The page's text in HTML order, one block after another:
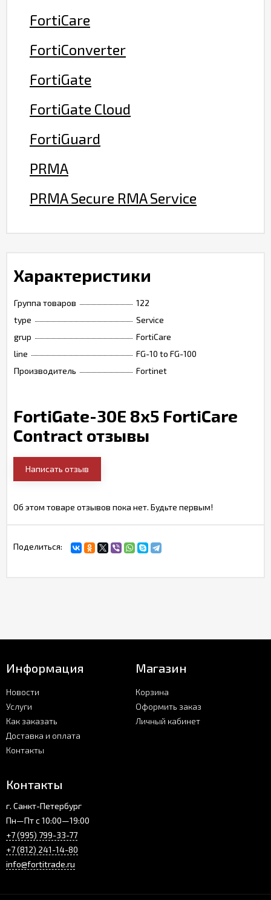
FortiCare
FortiConverter
FortiGate
FortiGate Cloud
FortiGuard
PRMA
PRMA Secure RMA Service
Характеристики
Группа товаров
122
type
Service
grup
FortiCare
line
FG-10 to FG-100
Производитель
Fortinet
FortiGate-30E 8x5 FortiCare
Contract отзывы
Написать отзыв
Об этом товаре отзывов пока нет. Будьте первым!
Поделиться:
Информация
Новости
Услуги
Как заказать
Доставка и оплата
Контакты
Магазин
Корзина
Оформить заказ
Личный кабинет
Контакты
г. Санкт-Петербург
Пн—Пт с 10:00—19:00
+7 (995) 799-33-77
+7 (812) 241-14-80
info@fortitrade.ru